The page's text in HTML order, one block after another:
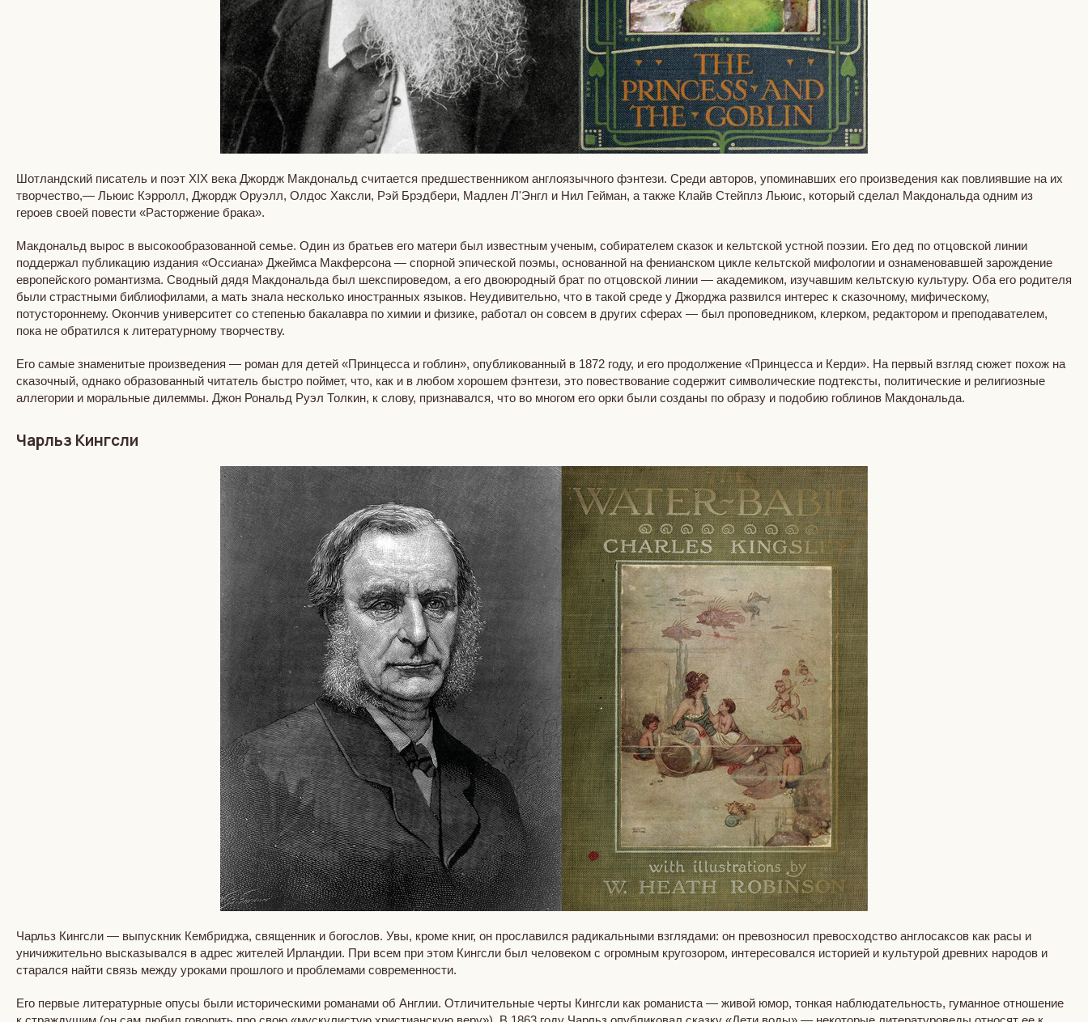
Шотландский писатель и поэт XIX века Джордж Макдональд считается предшественником англоязычного фэнтези. Среди авторов, упоминавших его произведения как повлиявшие на их
творчество,— Льюис Кэрролл, Джордж Оруэлл, Олдос Хаксли, Рэй Брэдбери, Мадлен Л'Энгл и Нил Гейман, а также Клайв Стейплз Льюис, который сделал Макдональда одним из
героев своей повести «Расторжение брака».
Макдональд вырос в высокообразованной семье. Один из братьев его матери был известным ученым, собирателем сказок и кельтской устной поэзии. Его дед по отцовской линии
поддержал публикацию издания «Оссиана» Джеймса Макферсона — спорной эпической поэмы, основанной на фенианском цикле кельтской мифологии и ознаменовавшей зарождение
европейского романтизма. Сводный дядя Макдональда был шекспироведом, а его двоюродный брат по отцовской линии — академиком, изучавшим кельтскую культуру. Оба его родителя
были страстными библиофилами, а мать знала несколько иностранных языков. Неудивительно, что в такой среде у Джорджа развился интерес к сказочному, мифическому,
потустороннему. Окончив университет со степенью бакалавра по химии и физике, работал он совсем в других сферах — был проповедником, клерком, редактором и преподавателем,
пока не обратился к литературному творчеству.
Его самые знаменитые произведения — роман для детей «Принцесса и гоблин», опубликованный в 1872 году, и его продолжение «Принцесса и Керди». На первый взгляд сюжет похож на
сказочный, однако образованный читатель быстро поймет, что, как и в любом хорошем фэнтези, это повествование содержит символические подтексты, политические и религиозные
аллегории и моральные дилеммы. Джон Рональд Руэл Толкин, к слову, признавался, что во многом его орки были созданы по образу и подобию гоблинов Макдональда.
Чарльз Кингсли
Чарльз Кингсли — выпускник Кембриджа, священник и богослов. Увы, кроме книг, он прославился радикальными взглядами: он превозносил превосходство англосаксов как расы и
уничижительно высказывался в адрес жителей Ирландии. При всем при этом Кингсли был человеком с огромным кругозором, интересовался историей и культурой древних народов и
старался найти связь между уроками прошлого и проблемами современности.
Его первые литературные опусы были историческими романами об Англии. Отличительные черты Кингсли как романиста — живой юмор, тонкая наблюдательность, гуманное отношение